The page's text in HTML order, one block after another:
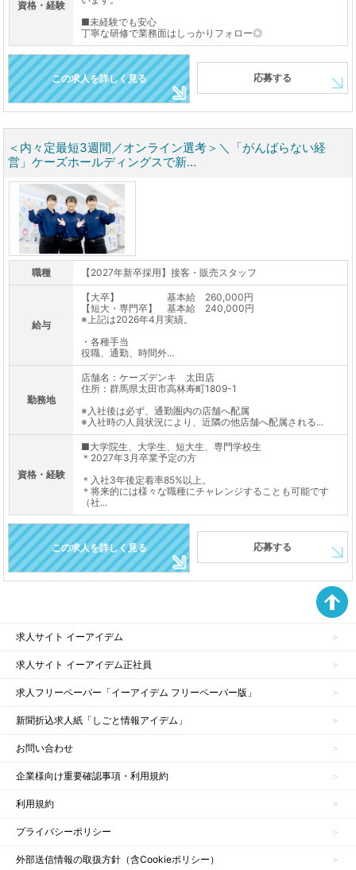
資格・経験
■未経験でも安心
丁寧な研修で業務面はしっかりフォロー◎
この求人を詳しく見る 応募する
＜内々定最短3週間／オンライン選考＞＼「がんばらない経
営」ケーズホールディングスで新...
職種 【2027年新卒採用】接客・販売スタッフ
給与
【大卒】 基本給 260,000円
【短大・専門卒】 基本給 240,000円
※上記は2026年4月実績。
・各種手当
役職、通勤、時間外...
勤務地
店舗名：ケーズデンキ 太田店
住所：群馬県太田市高林寿町1809-1
※入社後は必ず、通勤圏内の店舗へ配属
※入社時の人員状況により、近隣の他店舗へ配属される...
資格・経験
■大学院生、大学生、短大生、専門学校生
＊2027年3月卒業予定の方
＊入社3年後定着率85%以上。
＊将来的には様々な職種にチャレンジすることも可能です
（社...
この求人を詳しく見る 応募する
求人サイト イーアイデム
求人サイト イーアイデム正社員
求人フリーペーパー「イーアイデム フリーペーパー版」
新聞折込求人紙「しごと情報アイデム」
お問い合わせ
企業様向け重要確認事項・利用規約
利用規約
プライバシーポリシー
外部送信情報の取扱方針（含Cookieポリシー）